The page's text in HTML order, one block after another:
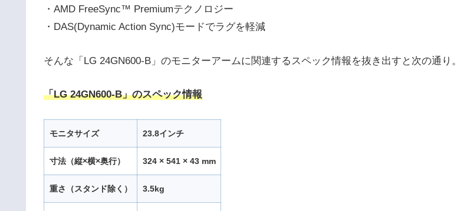
・AMD FreeSync™ Premiumテクノロジー
・DAS(Dynamic Action Sync)モードでラグを軽減
そんな「LG 24GN600-B」のモニターアームに関連するスペック情報を抜き出すと次の通り。
「LG 24GN600-B」のスペック情報
モニタサイズ 23.8インチ
寸法（縦×横×奥行） 324 × 541 × 43 mm
重さ（スタンド除く） 3.5kg